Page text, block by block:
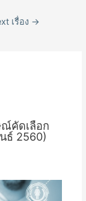
เรื่อง →
คัดเลือก
ธ์ 2560)